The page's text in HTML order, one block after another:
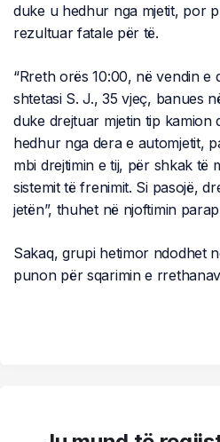
duke u hedhur nga mjetit, por
rezultuar fatale për të.
“Rreth orës 10:00, në vendin e
shtetasi S. J., 35 vjeç, banues
duke drejtuar mjetin tip kamion
hedhur nga dera e automjetit,
mbi drejtimin e tij, për shkak të
sistemit të frenimit. Si pasojë,
jetën”, thuhet në njoftimin
Sakaq, grupi hetimor ndodhet
punon për sqarimin e